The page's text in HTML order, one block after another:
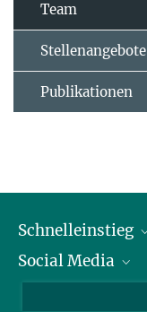
Team
Stellenangebote
Publikationen
Schnelleinstieg
Alumni
Social Media